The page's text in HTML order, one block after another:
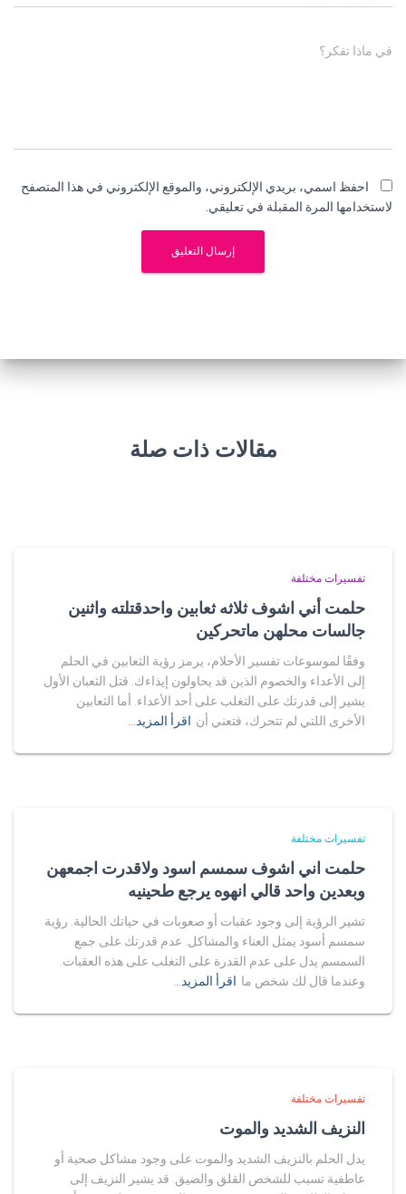
في ماذا تفكر؟
احفظ اسمي، بريدي الإلكتروني، والموقع الإلكتروني في هذا المتصفح
لاستخدامها المرة المقبلة في تعليقي.
مقالات ذات صلة
تفسيرات مختلفة
حلمت أني اشوف ثلاثه ثعابين واحدقتلته واثنين
جالسات محلهن ماتحركين
وفقًا لموسوعات تفسير الأحلام، يرمز رؤية الثعابين في الحلم
إلى الأعداء والخصوم الذين قد يحاولون إيذاءك. قتل الثعبان الأول
يشير إلى قدرتك على التغلب على أحد الأعداء. أما الثعابين
الأخرى اللتي لم تتحرك، فتعني أن اقرأ المزيد…
تفسيرات مختلفة
حلمت اني اشوف سمسم اسود ولاقدرت اجمعهن
وبعدين واحد قالي انهوه يرجع طحينيه
تشير الرؤية إلى وجود عقبات أو صعوبات في حياتك الحالية. رؤية
سمسم أسود يمثل العناء والمشاكل. عدم قدرتك على جمع
السمسم يدل على عدم القدرة على التغلب على هذه العقبات.
وعندما قال لك شخص ما اقرأ المزيد…
تفسيرات مختلفة
النزيف الشديد والموت
يدل الحلم بالنزيف الشديد والموت على وجود مشاكل صحية أو
عاطفية تسبب للشخص القلق والضيق. قد يشير النزيف إلى